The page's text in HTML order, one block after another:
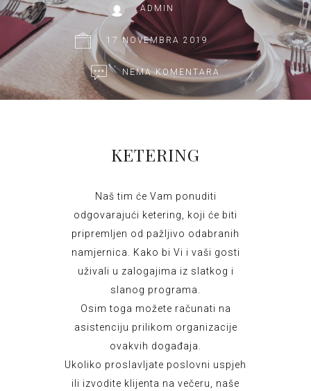
ADMIN
17 NOVEMBRA 2019
NEMA KOMENTARA
KETERING
Naš tim će Vam ponuditi
odgovarajući ketering, koji će biti
pripremljen od pažljivo odabranih
namjernica. Kako bi Vi i vaši gosti
uživali u zalogajima iz slatkog i
slanog programa.
Osim toga možete računati na
asistenciju prilikom organizacije
ovakvih događaja.
Ukoliko proslavljate poslovni uspjeh
ili izvodite klijenta na večeru, naše